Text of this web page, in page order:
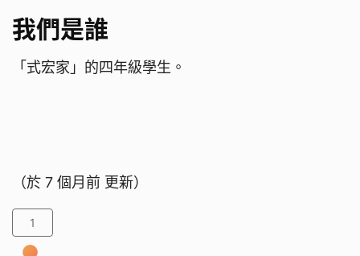
我們是誰
「式宏家」的四年級學生。
（於 7 個月前 更新）
1